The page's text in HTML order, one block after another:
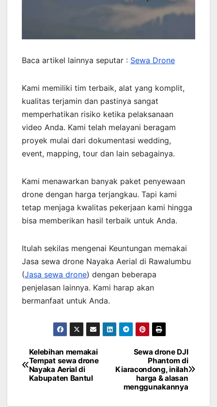
Baca artikel lainnya seputar : Sewa Drone
Kami memiliki tim terbaik, alat yang komplit,
kualitas terjamin dan pastinya sangat
memperhatikan risiko ketika pelaksanaan
video Anda. Kami telah melayani beragam
proyek mulai dari dokumentasi wedding,
event, mapping, tour dan lain sebagainya.
Kami menawarkan banyak paket penyewaan
drone dengan harga terjangkau. Tapi kami
tetap menjaga kwalitas pekerjaan kami hingga
bisa memberikan hasil terbaik untuk Anda.
Itulah sekilas mengenai Keuntungan memakai
Jasa sewa drone Nayaka Aerial di Rawalumbu
(Jasa sewa drone) dengan beberapa
penjelasan lainnya. Kami harap akan
bermanfaat untuk Anda.
Post
navigation
Sewa drone DJI
Phantom di
Kiaracondong, inilah
harga & alasan
menggunakannya
Kelebihan memakai
Tempat sewa drone
Nayaka Aerial di
Kabupaten Bantul